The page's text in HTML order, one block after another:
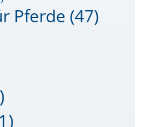
Pferde (47)